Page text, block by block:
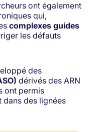
ont également
qui,
complexes guides
les défauts
des
dérivés des ARN
ont permis
dans des lignées